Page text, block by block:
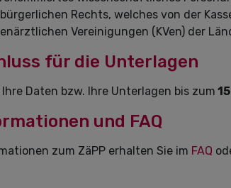
Rechts, welches von der
Vereinigungen (KVen) der
für die Unterlagen
Daten bzw. Ihre Unterlagen bis zum
und FAQ
zum ZäPP erhalten Sie im FAQ